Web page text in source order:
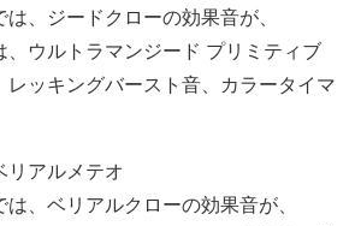
、ジードクローの効果音が、
、ウルトラマンジード プリミティブ
レッキングバースト音、カラータイマ
リアルメテオ
、ベリアルクローの効果音が、